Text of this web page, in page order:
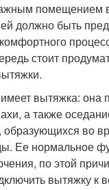
помещением
должно быть
стоит
вытяжка: она
а также
образующихся во
Ее нормальное
по этой
вытяжку к